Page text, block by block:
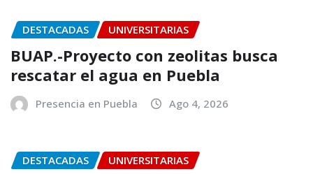
DESTACADAS UNIVERSITARIAS
BUAP.-Proyecto con zeolitas busca
rescatar el agua en Puebla
Presencia en Puebla Ago 4, 2026
DESTACADAS UNIVERSITARIAS